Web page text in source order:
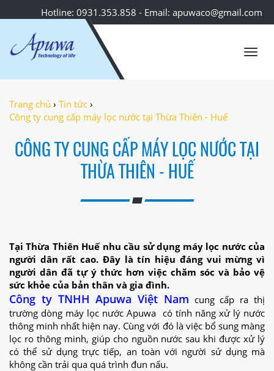
Hotline: 0931.353.858 - Email: apuwaco@gmail.com
Trang chủ › Tin tức ›
Công ty cung cấp máy lọc nước tại Thừa Thiên - Huế
CÔNG TY CUNG CẤP MÁY LỌC NƯỚC TẠI
THỪA THIÊN - HUẾ
Tại Thừa Thiên Huế nhu cầu sử dụng máy lọc nước của
người dân rất cao. Đây là tín hiệu đáng vui mừng vì
người dân đã tự ý thức hơn việc chăm sóc và bảo vệ
sức khỏe của bản thân và gia đình.
Công ty TNHH Apuwa Việt Nam cung cấp ra thị
trường dòng máy lọc nước Apuwa có tính năng xử lý nước
thông minh nhất hiện nay. Cùng với đó là việc bổ sung màng
lọc ro thông minh, giúp cho nguồn nước sau khi được xử lý
có thể sử dụng trực tiếp, an toàn với người sử dụng mà
không cần trải qua quá trình đun nấu.